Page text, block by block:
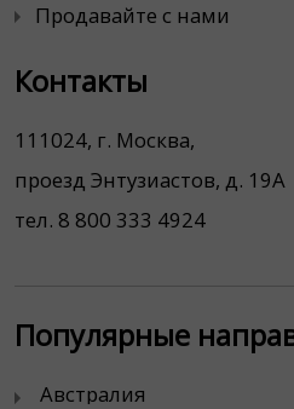
Продавайте с нами
Контакты
111024, г. Москва,
проезд Энтузиастов, д. 19А
тел. 8 800 333 4924
Популярные
Австралия